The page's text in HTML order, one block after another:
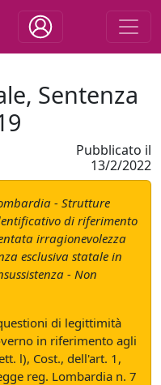
Sentenza
Pubblicato il
13/2/2022
- Strutture
di riferimento
irragionevolezza
esclusiva statale in
- Non
di legittimità
in riferimento agli
l), Cost., dell'art. 1,
reg. Lombardia n. 7